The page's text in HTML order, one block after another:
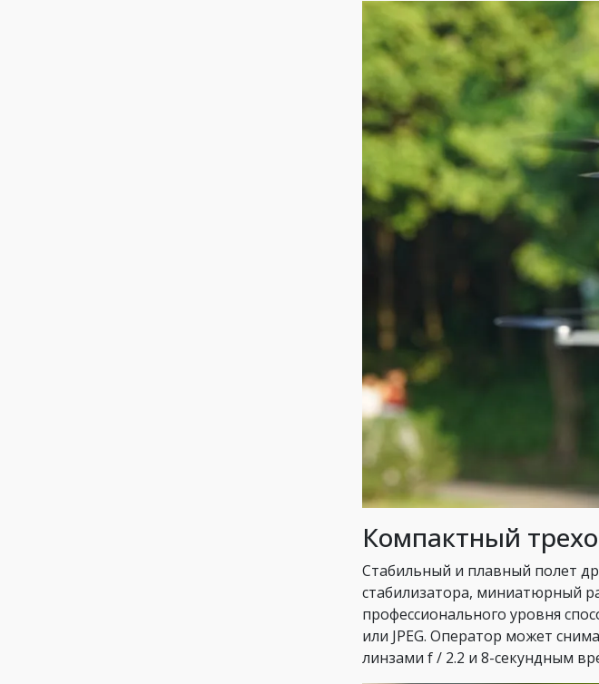
Компактный
Стабильный и плавный полет
стабилизатора, миниатюрный
профессионального уровня
или JPEG. Оператор может
линзами f / 2.2 и 8-секундным